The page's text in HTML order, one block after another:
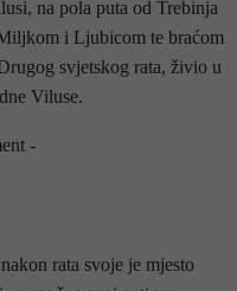
na pola puta od Trebinja
i Ljubicom te braćom
svjetskog rata, živio u
Viluse.
-
rata svoje je mjesto